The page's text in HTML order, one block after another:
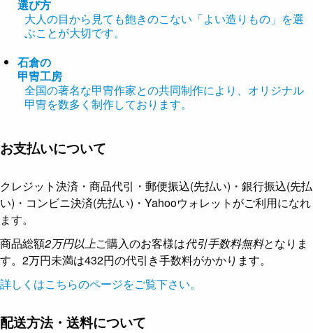
選び方
大人の目から見ても飽きのこない「よい造りもの」を選
ぶことが大切です。
石倉の
甲冑工房
全国の著名な甲冑作家との共同制作により、オリジナル
甲冑を数多く制作しております。
お支払いについて
クレジット決済・商品代引・郵便振込(先払い)・銀行振込(先払
い)・コンビニ決済(先払い)・Yahooウォレットがご利用になれ
ます。
商品総額2万円以上ご購入のお客様は代引手数料無料となりま
す。2万円未満は432円の代引き手数料がかかります。
詳しくはこちらのページをご覧下さい。
配送方法・送料について